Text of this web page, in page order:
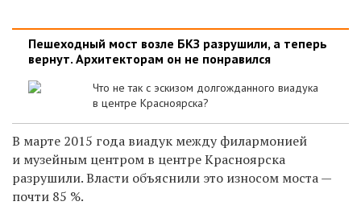
Пешеходный мост возле БКЗ разрушили, а теперь
вернут. Архитекторам он не понравился
Что не так с эскизом долгожданного виадука
в центре Красноярска?
В марте 2015 года виадук между филармонией
и музейным центром в центре Красноярска
разрушили. Власти объяснили это износом моста —
почти 85 %.